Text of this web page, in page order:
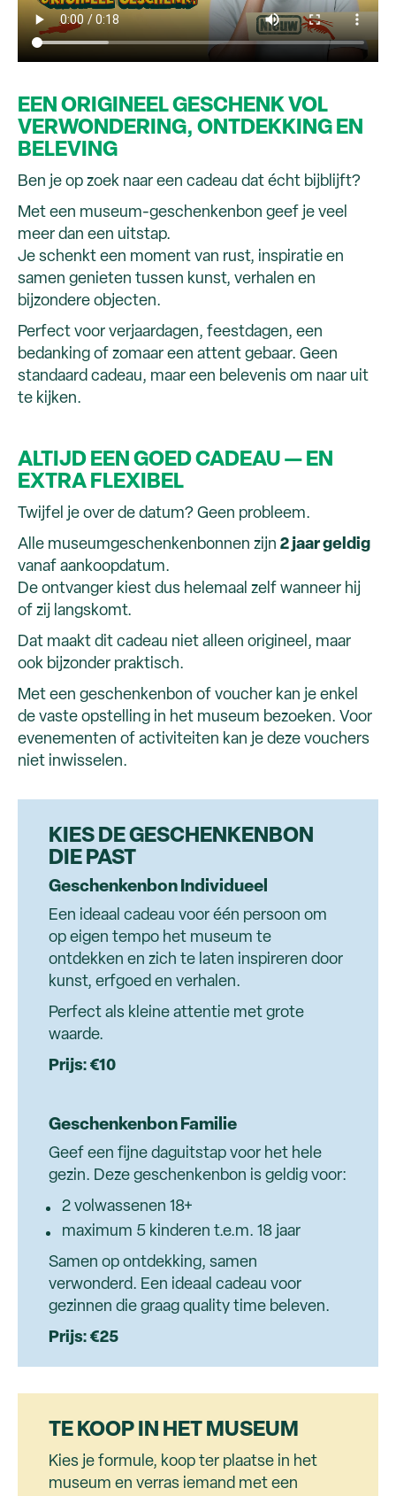
EEN ORIGINEEL GESCHENK VOL
VERWONDERING, ONTDEKKING EN
BELEVING
Ben je op zoek naar een cadeau dat écht bijblijft?
Met een museum-geschenkenbon geef je veel
meer dan een uitstap.
Je schenkt een moment van rust, inspiratie en
samen genieten tussen kunst, verhalen en
bijzondere objecten.
Perfect voor verjaardagen, feestdagen, een
bedanking of zomaar een attent gebaar. Geen
standaard cadeau, maar een belevenis om naar uit
te kijken.
ALTIJD EEN GOED CADEAU — EN
EXTRA FLEXIBEL
Twijfel je over de datum? Geen probleem.
Alle museumgeschenkenbonnen zijn 2 jaar geldig
vanaf aankoopdatum.
De ontvanger kiest dus helemaal zelf wanneer hij
of zij langskomt.
Dat maakt dit cadeau niet alleen origineel, maar
ook bijzonder praktisch.
Met een geschenkenbon of voucher kan je enkel
de vaste opstelling in het museum bezoeken. Voor
evenementen of activiteiten kan je deze vouchers
niet inwisselen.
KIES DE GESCHENKENBON
DIE PAST
Geschenkenbon Individueel
Een ideaal cadeau voor één persoon om
op eigen tempo het museum te
ontdekken en zich te laten inspireren door
kunst, erfgoed en verhalen.
Perfect als kleine attentie met grote
waarde.
Prijs: €10
Geschenkenbon Familie
Geef een fijne daguitstap voor het hele
gezin. Deze geschenkenbon is geldig voor:
2 volwassenen 18+
maximum 5 kinderen t.e.m. 18 jaar
Samen op ontdekking, samen
verwonderd. Een ideaal cadeau voor
gezinnen die graag quality time beleven.
Prijs: €25
TE KOOP IN HET MUSEUM
Kies je formule, koop ter plaatse in het
museum en verras iemand met een